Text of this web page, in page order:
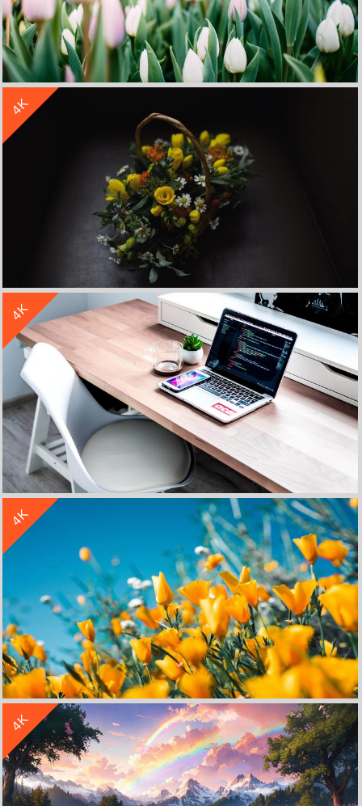
小清新花朵郁金香4k高清壁纸
4K
小清新花朵花篮4k高清壁纸
立 即 下 载
收 藏
4K
风景小清新室内Apple4k高清壁纸
4K
小清新花朵4k图片
收 藏
4K
立 即 下 载
收 藏